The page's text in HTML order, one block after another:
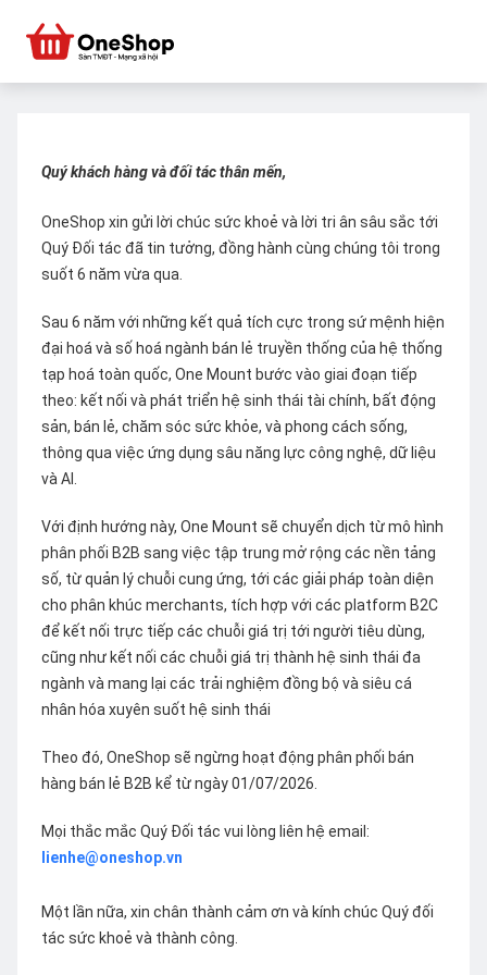
Quý khách hàng và đối tác thân mến,
OneShop xin gửi lời chúc sức khoẻ và lời tri ân sâu sắc tới
Quý Đối tác đã tin tưởng, đồng hành cùng chúng tôi trong
suốt 6 năm vừa qua.
Sau 6 năm với những kết quả tích cực trong sứ mệnh hiện
đại hoá và số hoá ngành bán lẻ truyền thống của hệ thống
tạp hoá toàn quốc, One Mount bước vào giai đoạn tiếp
theo: kết nối và phát triển hệ sinh thái tài chính, bất động
sản, bán lẻ, chăm sóc sức khỏe, và phong cách sống,
thông qua việc ứng dụng sâu năng lực công nghệ, dữ liệu
và AI.
Với định hướng này, One Mount sẽ chuyển dịch từ mô hình
phân phối B2B sang việc tập trung mở rộng các nền tảng
số, từ quản lý chuỗi cung ứng, tới các giải pháp toàn diện
cho phân khúc merchants, tích hợp với các platform B2C
để kết nối trực tiếp các chuỗi giá trị tới người tiêu dùng,
cũng như kết nối các chuỗi giá trị thành hệ sinh thái đa
ngành và mang lại các trải nghiệm đồng bộ và siêu cá
nhân hóa xuyên suốt hệ sinh thái
Theo đó, OneShop sẽ ngừng hoạt động phân phối bán
hàng bán lẻ B2B kể từ ngày 01/07/2026.
Mọi thắc mắc Quý Đối tác vui lòng liên hệ email:
lienhe@oneshop.vn
Một lần nữa, xin chân thành cảm ơn và kính chúc Quý đối
tác sức khoẻ và thành công.